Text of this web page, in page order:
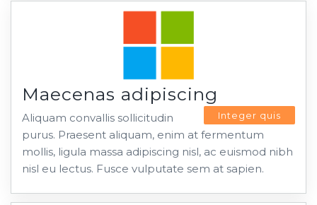
Maecenas adipiscing
Integer quis
Aliquam convallis sollicitudin
purus. Praesent aliquam, enim at fermentum
mollis, ligula massa adipiscing nisl, ac euismod nibh
nisl eu lectus. Fusce vulputate sem at sapien.